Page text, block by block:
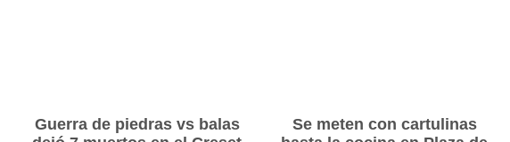
Guerra de piedras vs balas
Se meten con cartulinas